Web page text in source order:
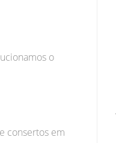
o
consertos em